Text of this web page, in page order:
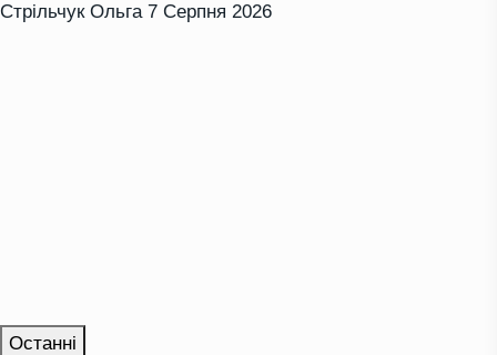
Стрільчук Ольга 7 Серпня 2026
Останні